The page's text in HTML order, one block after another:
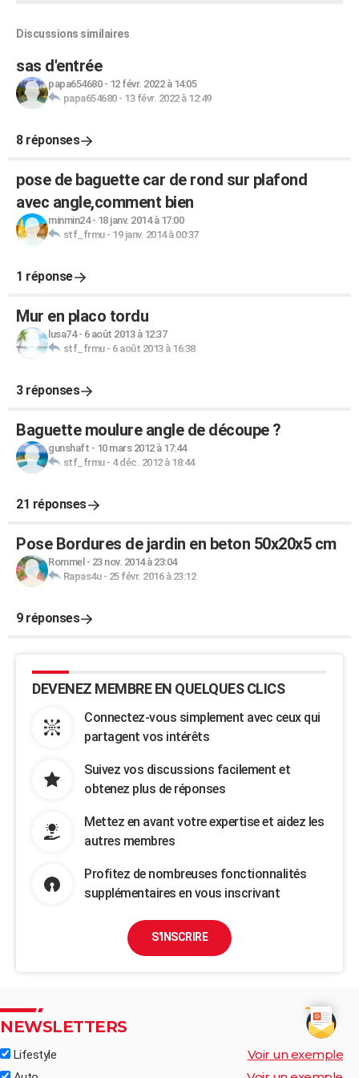
Discussions similaires
sas d'entrée
papa654680- 12 févr. 2022 à 14:05
papa654680- 13 févr. 2022 à 12:49
8 réponses
pose de baguette car de rond sur plafond
avec angle,comment bien
minmin24- 18 janv. 2014 à 17:00
stf_frmu- 19 janv. 2014 à 00:37
1 réponse
Mur en placo tordu
lusa74- 6 août 2013 à 12:37
stf_frmu- 6 août 2013 à 16:38
3 réponses
Baguette moulure angle de découpe ?
gunshaft - 10 mars 2012 à 17:44
stf_frmu- 4 déc. 2012 à 18:44
21 réponses
Pose Bordures de jardin en beton 50x20x5 cm
Rommel - 23 nov. 2014 à 23:04
Rapas4u- 25 févr. 2016 à 23:12
9 réponses
DEVENEZ MEMBRE EN QUELQUES CLICS
Connectez-vous simplement avec ceux qui
partagent vos intérêts
Suivez vos discussions facilement et
obtenez plus de réponses
Mettez en avant votre expertise et aidez les
autres membres
Profitez de nombreuses fonctionnalités
supplémentaires en vous inscrivant
S'INSCRIRE
NEWSLETTERS
Lifestyle Voir un exemple